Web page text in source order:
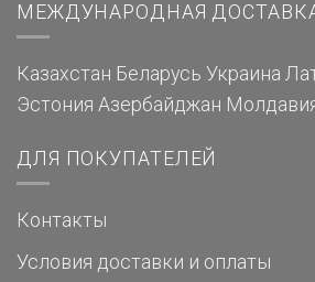
МЕЖДУНАРОДНАЯ
Казахстан Беларусь Украина
Эстония Азербайджан
ДЛЯ ПОКУПАТЕЛЕЙ
Контакты
Условия доставки и оплаты